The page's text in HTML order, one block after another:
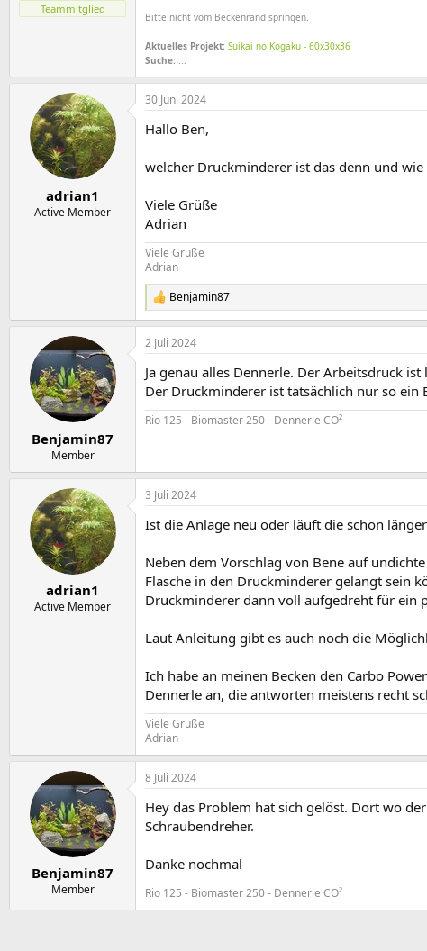
Teammitglied
Bitte nicht vom Beckenrand springen.
Aktuelles Projekt: Suikai no Kogaku - 60x30x36
Suche: ...
adrian1
Active Member
30 Juni 2024
Hallo Ben,
welcher Druckminderer ist das denn und
Viele Grüße
Adrian
Viele Grüße
Adrian
R
e
a
k
i
o
e
Benjamin87
Benjamin87
Member
2 Juli 2024
Ja genau alles Dennerle. Der Arbeitsdruck
Der Druckminderer ist tatsächlich nur so ein
Rio 125 - Biomaster 250 - Dennerle CO²
adrian1
Active Member
3 Juli 2024
Ist die Anlage neu oder läuft die schon
Neben dem Vorschlag von Bene auf
Flasche in den Druckminderer gelangt sein
Druckminderer dann voll aufgedreht für ein
Laut Anleitung gibt es auch noch die
Ich habe an meinen Becken den Carbo
Dennerle an, die antworten meistens recht
Viele Grüße
Adrian
Benjamin87
Member
8 Juli 2024
Hey das Problem hat sich gelöst. Dort wo
Schraubendreher.
Danke nochmal
Rio 125 - Biomaster 250 - Dennerle CO²